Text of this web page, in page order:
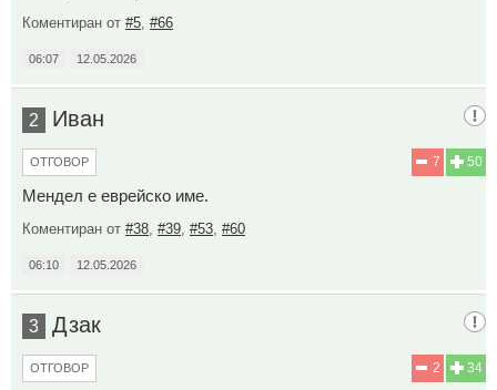
Коментиран от #5 #66
06:07 12.05.2026
2 Иван
50
7
ОТГОВОР
Мендел е еврейско име.
Коментиран от #38 #39 #53 #60
06:10 12.05.2026
3 Дзак
34
2
ОТГОВОР